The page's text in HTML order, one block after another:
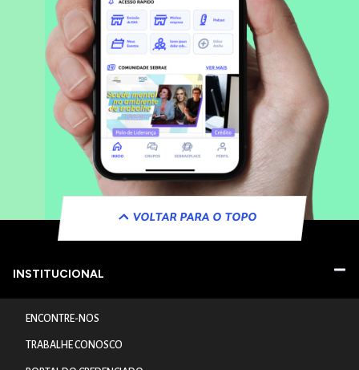
VOLTAR PARA O TOPO
INSTITUCIONAL
ENCONTRE-NOS
TRABALHE CONOSCO